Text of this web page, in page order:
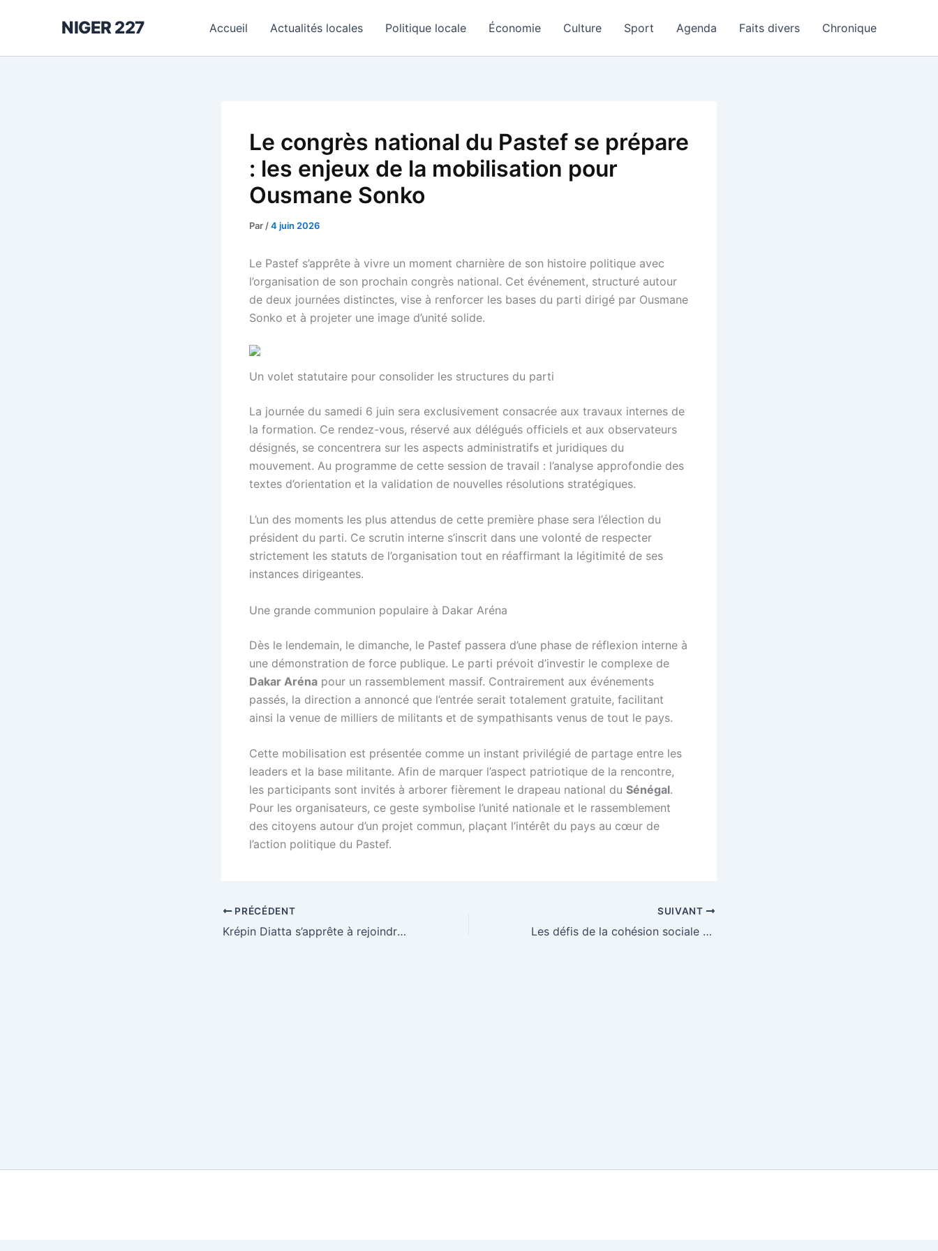
NIGER 227 Accueil Actualités locales Politique locale Économie Culture Sport Agenda Faits divers Chronique
Le congrès national du Pastef se prépare
: les enjeux de la mobilisation pour
Ousmane Sonko
Par /4 juin 2026
Le Pastef s’apprête à vivre un moment charnière de son histoire politique avec
l’organisation de son prochain congrès national. Cet événement, structuré autour
de deux journées distinctes, vise à renforcer les bases du parti dirigé par Ousmane
Sonko et à projeter une image d’unité solide.
Un volet statutaire pour consolider les structures du parti
La journée du samedi 6 juin sera exclusivement consacrée aux travaux internes de
la formation. Ce rendez-vous, réservé aux délégués officiels et aux observateurs
désignés, se concentrera sur les aspects administratifs et juridiques du
mouvement. Au programme de cette session de travail : l’analyse approfondie des
textes d’orientation et la validation de nouvelles résolutions stratégiques.
L’un des moments les plus attendus de cette première phase sera l’élection du
président du parti. Ce scrutin interne s’inscrit dans une volonté de respecter
strictement les statuts de l’organisation tout en réaffirmant la légitimité de ses
instances dirigeantes.
Une grande communion populaire à Dakar Aréna
Dès le lendemain, le dimanche, le Pastef passera d’une phase de réflexion interne à
une démonstration de force publique. Le parti prévoit d’investir le complexe de
Dakar Aréna pour un rassemblement massif. Contrairement aux événements
passés, la direction a annoncé que l’entrée serait totalement gratuite, facilitant
ainsi la venue de milliers de militants et de sympathisants venus de tout le pays.
Cette mobilisation est présentée comme un instant privilégié de partage entre les
leaders et la base militante. Afin de marquer l’aspect patriotique de la rencontre,
les participants sont invités à arborer fièrement le drapeau national du Sénégal.
Pour les organisateurs, ce geste symbolise l’unité nationale et le rassemblement
des citoyens autour d’un projet commun, plaçant l’intérêt du pays au cœur de
l’action politique du Pastef.
PRÉCÉDENT
Krépin Diatta s’apprête à rejoindre la Premier League après son aventure monégasque
SUIVANT
Les défis de la cohésion sociale au Maroc : entre modernité et précarité